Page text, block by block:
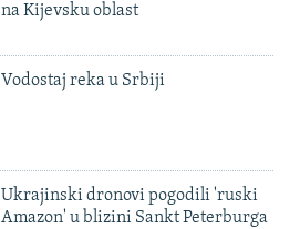
na Kijevsku oblast
Vodostaj reka u Srbiji
Ukrajinski dronovi pogodili 'ruski
Amazon' u blizini Sankt Peterburga